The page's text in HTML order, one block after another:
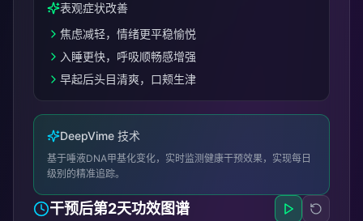
表观症状改善
焦虑减轻，情绪更平稳愉悦
入睡更快，呼吸顺畅感增强
早起后头目清爽，口颊生津
DeepVime 技术
基于唾液DNA甲基化变化，实时监测健康干预效果，实现每日
级别的精准追踪。
干预后第2天功效图谱